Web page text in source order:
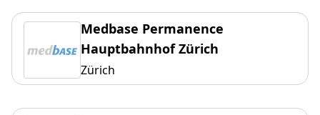
Medbase Permanence
Hauptbahnhof Zürich
Zürich